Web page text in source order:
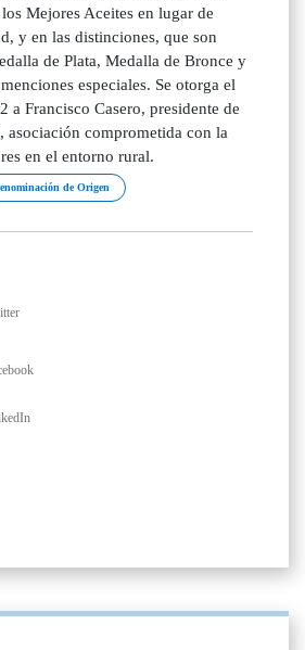
Mejores Aceites en lugar de
y en las distinciones, que son
de Plata, Medalla de Bronce y
especiales. Se otorga el
a Francisco Casero, presidente de
asociación comprometida con la
en el entorno rural.
de Origen